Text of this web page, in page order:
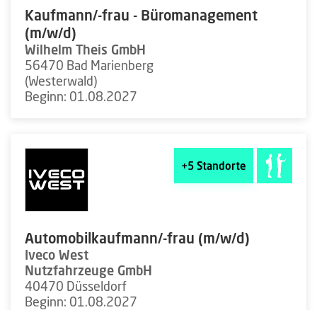
Kaufmann/-frau - Büromanagement
(m/w/d)
Wilhelm Theis GmbH
56470 Bad Marienberg
(Westerwald)
Beginn: 01.08.2027
+5 Standorte
Automobilkaufmann/-frau (m/w/d)
Iveco West
Nutzfahrzeuge GmbH
40470 Düsseldorf
Beginn: 01.08.2027